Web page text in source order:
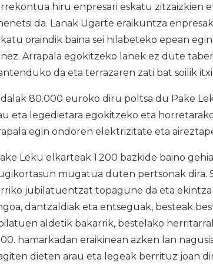
hiru enpresari eskatu zitzaizkien
da. Lanak Ugarte eraikuntza
oraindik baina sei hilabeteko epean
Arrapala egokitzeko lanek ez dute
da eta terrazaren zati bat soilik
80.000 euroko diru poltsa du Pake
eta legedietara egokitzeko eta
egin ondoren elektrizitate eta
Leku elkarteak 1.200 bazkide baino
mugatua duten pertsonak dira.
jubilatuentzat topagune da eta
dantzaldiak eta entseguak, besteak
aldetik bakarrik, bestelako
hamarkadan eraikinean azken lan
dieten arau eta legeak berrituz joan